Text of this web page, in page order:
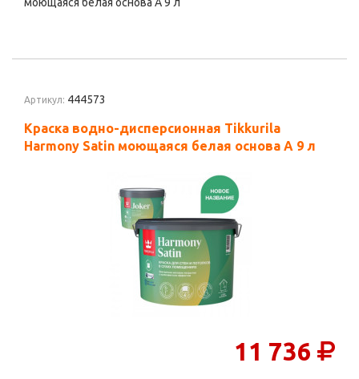
моющаяся белая основа А 9 л
Артикул: 444573
Краска водно-дисперсионная Tikkurila
Harmony Satin моющаяся белая основа А 9 л
11 736